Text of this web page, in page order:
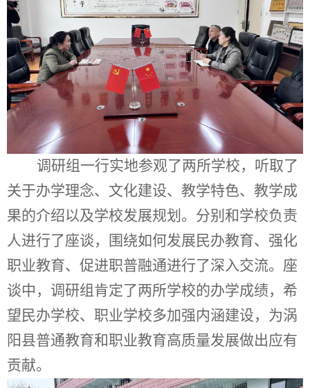
调研组一行实地参观了两所学校，听取了
关于办学理念、文化建设、教学特色、教学成
果的介绍以及学校发展规划。分别和学校负责
人进行了座谈，围绕如何发展民办教育、强化
职业教育、促进职普融通进行了深入交流。座
谈中，调研组肯定了两所学校的办学成绩，希
望民办学校、职业学校多加强内涵建设，为涡
阳县普通教育和职业教育高质量发展做出应有
贡献。